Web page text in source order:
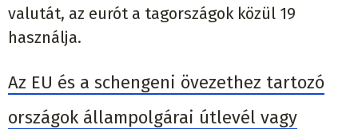
valutát, az eurót a tagországok közül 19
használja.
Az EU és a schengeni övezethez tartozó
országok állampolgárai útlevél vagy